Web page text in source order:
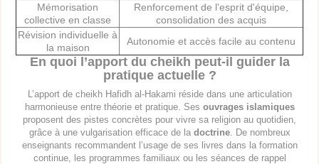
Mémorisation
collective en classe
Renforcement de l'esprit d'équipe,
consolidation des acquis
Révision individuelle à
la maison
Autonomie et accès facile au contenu
En quoi l’apport du cheikh peut-il guider la
pratique actuelle ?
L’apport de cheikh Hafidh al-Hakami réside dans une articulation
harmonieuse entre théorie et pratique. Ses ouvrages islamiques
proposent des pistes concrètes pour vivre sa religion au quotidien,
grâce à une vulgarisation efficace de la doctrine. De nombreux
enseignants recommandent l’usage de ses livres dans la formation
continue, les programmes familiaux ou les séances de rappel